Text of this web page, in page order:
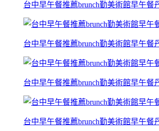
台中早午餐推薦brunch勤美術館早午
台中早午餐推薦brunch勤美術館早午
台中早午餐推薦brunch勤美術館早午
台中早午餐推薦brunch勤美術館早午